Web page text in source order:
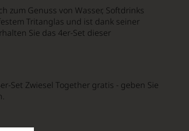
zum Genuss von Wasser, Softdrinks
Tritanglas und ist dank seiner
Sie das 4er-Set dieser
Set Zwiesel Together gratis - geben Sie